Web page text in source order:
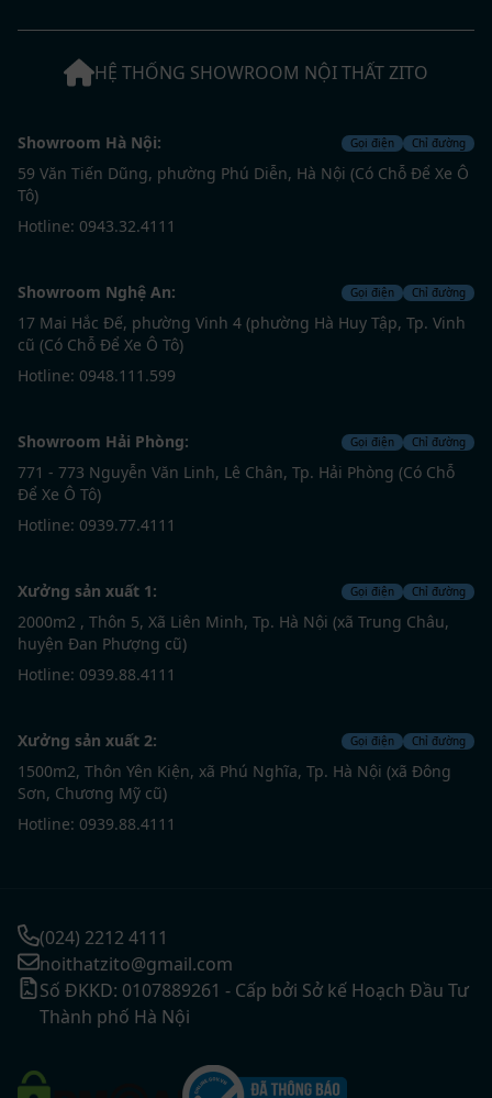
HỆ THỐNG SHOWROOM NỘI THẤT ZITO
Showroom Hà Nội: Gọi điện Chỉ đường
59 Văn Tiến Dũng, phường Phú Diễn, Hà Nội (Có Chỗ Để Xe Ô
Tô)
Hotline: 0943.32.4111
Showroom Nghệ An: Gọi điện Chỉ đường
17 Mai Hắc Đế, phường Vinh 4 (phường Hà Huy Tập, Tp. Vinh
cũ (Có Chỗ Để Xe Ô Tô)
Hotline: 0948.111.599
Showroom Hải Phòng: Gọi điện Chỉ đường
771 - 773 Nguyễn Văn Linh, Lê Chân, Tp. Hải Phòng (Có Chỗ
Để Xe Ô Tô)
Hotline: 0939.77.4111
Xưởng sản xuất 1: Gọi điện Chỉ đường
2000m2 , Thôn 5, Xã Liên Minh, Tp. Hà Nội (xã Trung Châu,
huyện Đan Phượng cũ)
Hotline: 0939.88.4111
Xưởng sản xuất 2: Gọi điện Chỉ đường
1500m2, Thôn Yên Kiện, xã Phú Nghĩa, Tp. Hà Nội (xã Đông
Sơn, Chương Mỹ cũ)
Hotline: 0939.88.4111
(024) 2212 4111
noithatzito@gmail.com
Số ĐKKD: 0107889261 - Cấp bởi Sở kế Hoạch Đầu Tư
Thành phố Hà Nội